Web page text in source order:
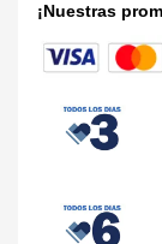
¡Nuestras